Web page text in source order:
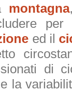
montagna
ed il
di
la